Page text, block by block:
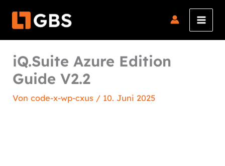
Inhalt
iQ.Suite Azure Edition
Guide V2.2
Voncode-x-wp-cxus / 10. Juni 2025